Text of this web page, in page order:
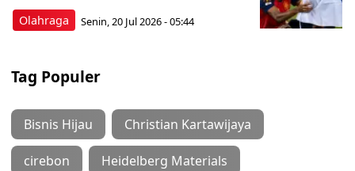
Olahraga Senin, 20 Jul 2026 - 05:44
Tag Populer
Bisnis Hijau Christian Kartawijaya
cirebon Heidelberg Materials